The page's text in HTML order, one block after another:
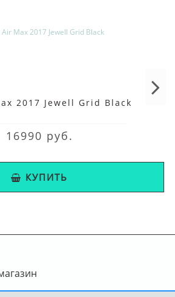
2017 Jewell Grid Black
16990 руб.
КУПИТЬ